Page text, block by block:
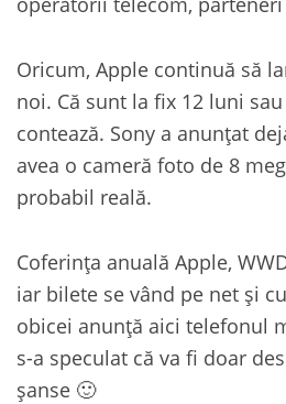
Oricum, Apple continuă să
noi. Că sunt la fix 12 luni
contează. Sony a anunțat
avea o cameră foto de 8
probabil reală.
Coferința anuală Apple,
iar bilete se vând pe net și
obicei anunță aici telefonul
s-a speculat că va fi doar
șanse 🙂